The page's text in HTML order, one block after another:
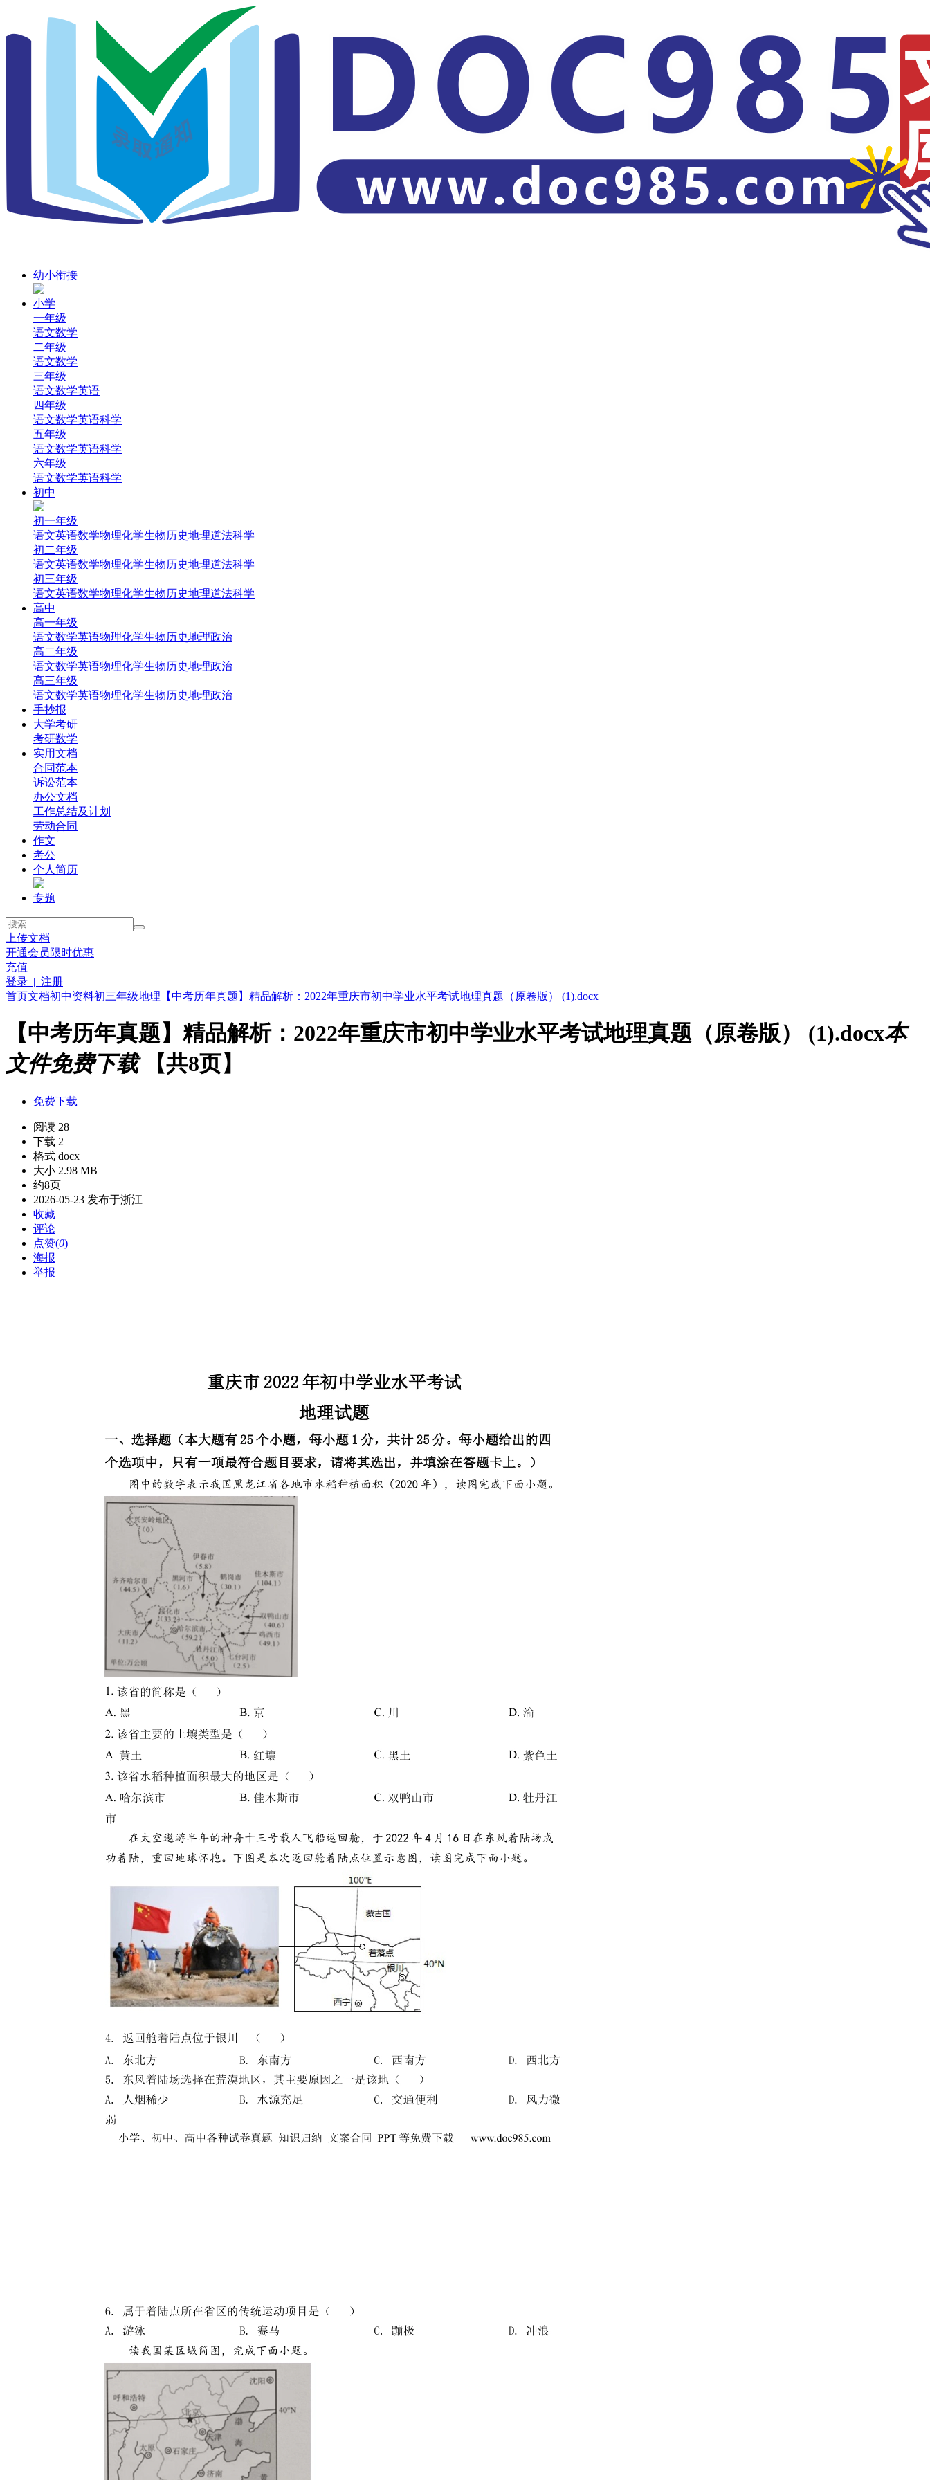
幼小衔接
小学
一年级
语文数学
二年级
语文数学
三年级
语文数学英语
四年级
语文数学英语科学
五年级
语文数学英语科学
六年级
语文数学英语科学
初中
初一年级
语文英语数学物理化学生物历史地理道法科学
初二年级
语文英语数学物理化学生物历史地理道法科学
初三年级
语文英语数学物理化学生物历史地理道法科学
高中
高一年级
‌语文‌数学英语‌物理‌化学‌生物‌历史‌地理‌‌政治‌
高二年级
‌语文‌数学英语‌物理‌化学‌生物‌历史‌地理‌‌政治‌
高三年级
‌语文‌数学英语‌物理‌化学‌生物‌历史‌地理‌政治
手抄报
大学考研
考研数学
实用文档
合同范本
诉讼范本
办公文档
工作总结及计划
劳动合同
作文
考公
个人简历
专题
上传文档
开通会员限时优惠
充值
登录 | 注册
首页文档初中资料初三年级地理 【中考历年真题】精品解析：2022年重庆市初中学业水平考试地理真题（原卷版） (1).docx
【中考历年真题】精品解析：2022年重庆市初中学业水平考试地理真题（原卷版） (1).docx本
文件免费下载【共8页】
免费下载
阅读 28
下载 2
格式 docx
大小 2.98 MB
约8页
2026-05-23 发布于浙江
收藏
评论
点赞(0)
海报
举报